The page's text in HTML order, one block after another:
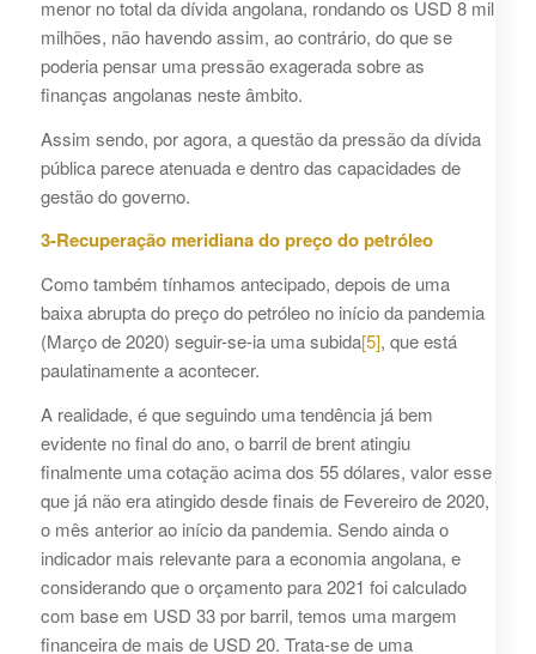
menor no total da dívida angolana, rondando os USD 8 mil
milhões, não havendo assim, ao contrário, do que se
poderia pensar uma pressão exagerada sobre as
finanças angolanas neste âmbito.
Assim sendo, por agora, a questão da pressão da dívida
pública parece atenuada e dentro das capacidades de
gestão do governo.
3-Recuperação meridiana do preço do petróleo
Como também tínhamos antecipado, depois de uma
baixa abrupta do preço do petróleo no início da pandemia
(Março de 2020) seguir-se-ia uma subida[5], que está
paulatinamente a acontecer.
A realidade, é que seguindo uma tendência já bem
evidente no final do ano, o barril de brent atingiu
finalmente uma cotação acima dos 55 dólares, valor esse
que já não era atingido desde finais de Fevereiro de 2020,
o mês anterior ao início da pandemia. Sendo ainda o
indicador mais relevante para a economia angolana, e
considerando que o orçamento para 2021 foi calculado
com base em USD 33 por barril, temos uma margem
financeira de mais de USD 20. Trata-se de uma